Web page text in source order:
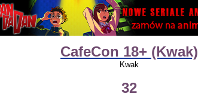
CafeCon 18+ (Kwak)
Kwak
32